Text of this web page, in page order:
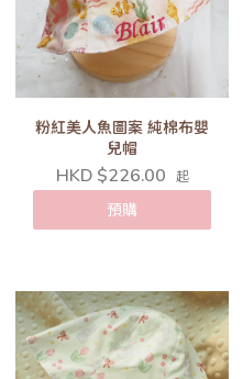
粉紅美人魚圖案 純棉布嬰
兒帽
HKD $226.00 起
預購